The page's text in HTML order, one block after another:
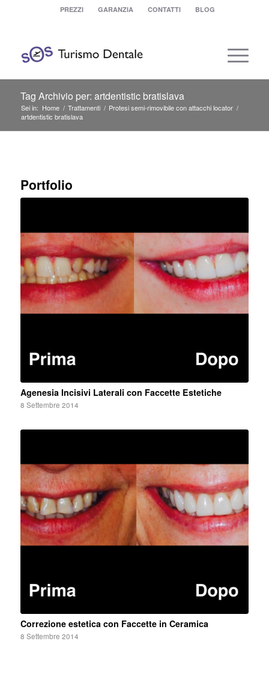
PREZZI GARANZIA CONTATTI BLOG
Tag Archivio per: artdentistic bratislava
Sei in: Home / Trattamenti / Protesi semi-rimovibile con attacchi locator /
artdentistic bratislava
Portfolio
Agenesia Incisivi Laterali con Faccette Estetiche
8 Settembre 2014
Correzione estetica con Faccette in Ceramica
8 Settembre 2014